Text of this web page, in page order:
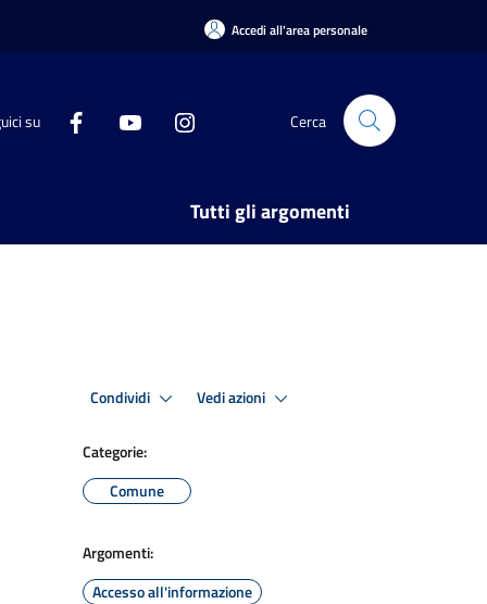
Accedi all'area personale
su Cerca
Tutti gli argomenti
Condividi Vedi azioni
Categorie:
Comune
Argomenti:
Accesso all'informazione